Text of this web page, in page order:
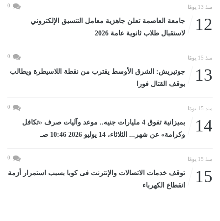
منذ 13 يومًا 0
12
جامعة العاصمة تعلن جاهزية معامل التنسيق الإلكتروني
لاستقبال طلاب ثانوية عامة 2026
منذ 15 يومًا 0
13
جوتيريش: الشرق الأوسط يقترب من نقطة اللاسيطرة ويطالب
بوقف القتال فورا
منذ 15 يومًا 0
14
بميزانية تفوق 4 مليارات جنيه.. موعد وآليات صرف «تكافل
وكرامة» عن شهر... الثلاثاء، 14 يوليو 2026 10:46 صـ
منذ 15 يومًا 0
15
توقف خدمات الاتصالات والإنترنت فى كوبا بسبب استمرار أزمة
انقطاع الكهرباء